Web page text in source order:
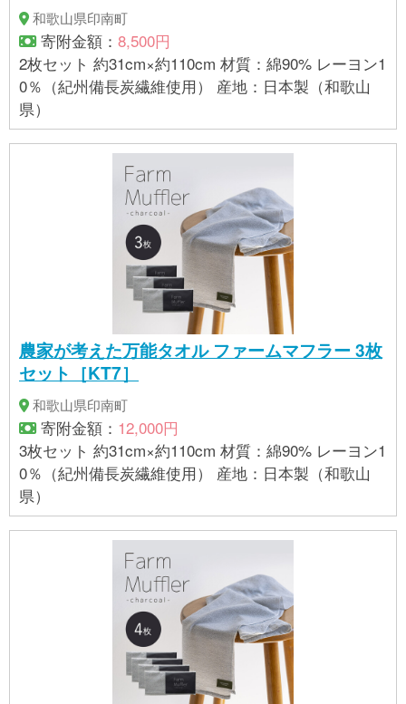
和歌山県印南町
寄附金額： 8,500円
2枚セット 約31cm×約110cm 材質：綿90% レーヨン1
0％（紀州備長炭繊維使用） 産地：日本製（和歌山
県）
農家が考えた万能タオル ファームマフラー 3枚
セット［KT7］
和歌山県印南町
寄附金額： 12,000円
3枚セット 約31cm×約110cm 材質：綿90% レーヨン1
0％（紀州備長炭繊維使用） 産地：日本製（和歌山
県）